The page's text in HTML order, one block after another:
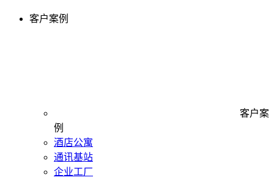
客户案例
客户案
例
酒店公寓
通讯基站
企业工厂